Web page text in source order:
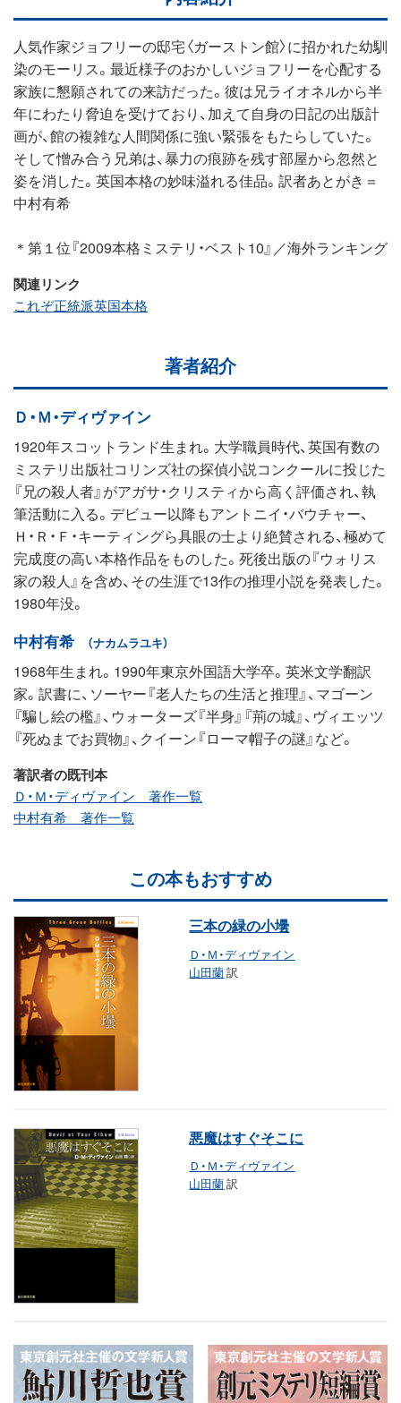
人気作家ジョフリーの邸宅〈ガーストン館〉に招かれた幼馴
染のモーリス。最近様子のおかしいジョフリーを心配する
家族に懇願されての来訪だった。彼は兄ライオネルから半
年にわたり脅迫を受けており、加えて自身の日記の出版計
画が、館の複雑な人間関係に強い緊張をもたらしていた。
そして憎み合う兄弟は、暴力の痕跡を残す部屋から忽然と
姿を消した。英国本格の妙味溢れる佳品。訳者あとがき＝
中村有希
＊第１位『2009本格ミステリ・ベスト10』／海外ランキング
関連リンク
これぞ正統派英国本格
著者紹介
Ｄ・Ｍ・ディヴァイン
1920年スコットランド生まれ。大学職員時代、英国有数の
ミステリ出版社コリンズ社の探偵小説コンクールに投じた
『兄の殺人者』がアガサ・クリスティから高く評価され、執
筆活動に入る。デビュー以降もアントニイ・バウチャー、
Ｈ・Ｒ・Ｆ・キーティングら具眼の士より絶賛される、極めて
完成度の高い本格作品をものした。死後出版の『ウォリス
家の殺人』を含め、その生涯で13作の推理小説を発表した。
1980年没。
中村有希 （ナカムラユキ）
1968年生まれ。1990年東京外国語大学卒。英米文学翻訳
家。訳書に、ソーヤー『老人たちの生活と推理』、マゴーン
『騙し絵の檻』、ウォーターズ『半身』『荊の城』、ヴィエッツ
『死ぬまでお買物』、クイーン『ローマ帽子の謎』など。
著訳者の既刊本
Ｄ・Ｍ・ディヴァイン 著作一覧
中村有希 著作一覧
この本もおすすめ
三本の緑の小壜
Ｄ・Ｍ・ディヴァイン
山田蘭訳
悪魔はすぐそこに
Ｄ・Ｍ・ディヴァイン
山田蘭訳